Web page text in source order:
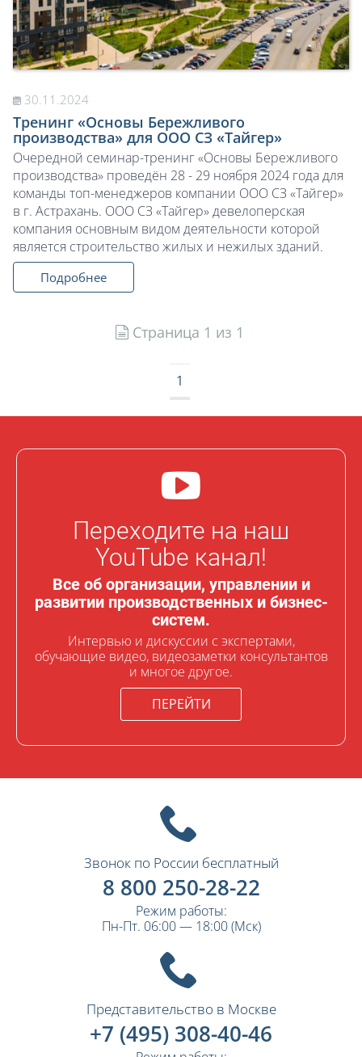
30.11.2024
Тренинг «Основы Бережливого
производства» для ООО СЗ «Тайгер»
Очередной семинар-тренинг «Основы Бережливого
производства» проведён 28 - 29 ноября 2024 года для
команды топ-менеджеров компании ООО СЗ «Тайгер»
в г. Астрахань. ООО СЗ «Тайгер» девелоперская
компания основным видом деятельности которой
является строительство жилых и нежилых зданий.
Подробнее
Страница 1 из 1
1
Переходите на наш
YouTube канал!
Все об организации, управлении и
развитии производственных и бизнес-
систем.
Интервью и дискуссии с экспертами,
обучающие видео, видеозаметки консультантов
и многое другое.
ПЕРЕЙТИ
Звонок по России бесплатный
8 800 250-28-22
Режим работы:
Пн-Пт. 06:00 — 18:00 (Мск)
Представительство в Москве
+7 (495) 308-40-46